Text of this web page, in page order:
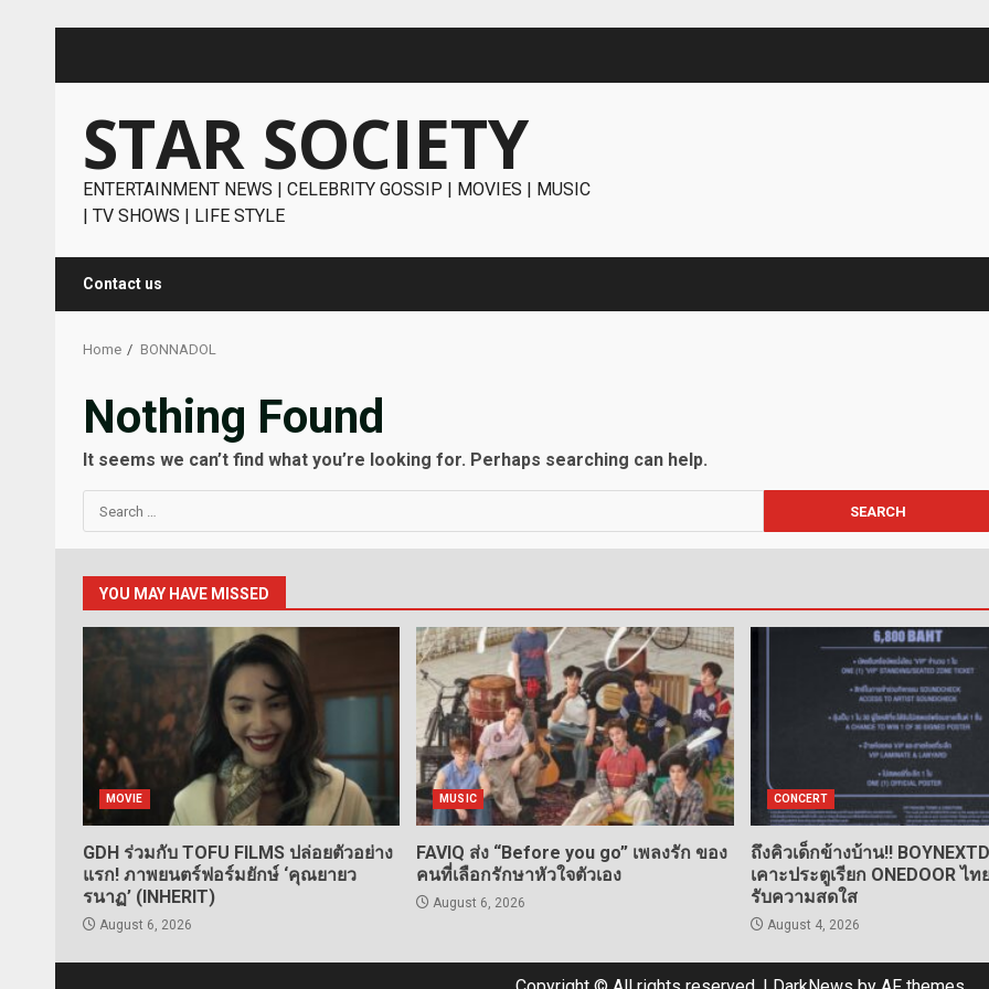
STAR SOCIETY
ENTERTAINMENT NEWS | CELEBRITY GOSSIP | MOVIES | MUSIC
| TV SHOWS | LIFE STYLE
Contact us
Home BONNADOL
Nothing Found
It seems we can’t find what you’re looking for. Perhaps searching can help.
Search
for:
YOU MAY HAVE MISSED
MOVIE
GDH ร่วมกับ TOFU FILMS ปล่อยตัวอย่าง
แรก! ภาพยนตร์ฟอร์มยักษ์ ‘คุณยายว
รนาฏ’ (INHERIT)
August 6, 2026
MUSIC
FAVIQ ส่ง “Before you go” เพลงรัก ของ
คนที่เลือกรักษาหัวใจตัวเอง
August 6, 2026
CONCERT
ถึงคิวเด็กข้างบ้าน!!
เคาะประตูเรียก ONEDOOR ไท
รับความสดใส
August 4, 2026